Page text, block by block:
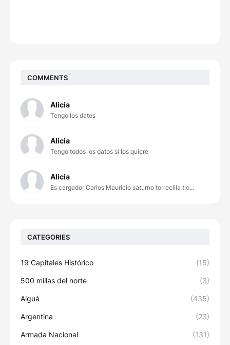
COMMENTS
Alicia
Tengo los datos
Alicia
Tengo todos los datos si los quiere
Alicia
Es cargador Carlos Mauricio saturno torrecilla tie...
CATEGORIES
19 Capitales Histórico (15)
500 millas del norte (3)
Aiguá (435)
Argentina (23)
Armada Nacional (131)